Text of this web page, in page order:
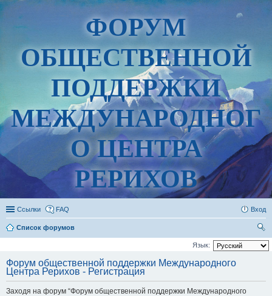
ФОРУМ
ОБЩЕСТВЕННОЙ
ПОДДЕРЖКИ
МЕЖДУНАРОДНОГ
О ЦЕНТРА
РЕРИХОВ
Ссылки FAQ Вход
Список форумов
ои
Язык:
Форум общественной поддержки Международного
Центра Рерихов - Регистрация
Заходя на форум “Форум общественной поддержки Международного